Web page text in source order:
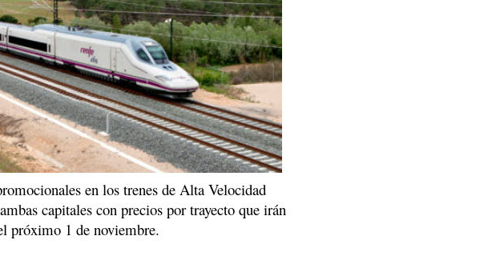
en los trenes de Alta Velocidad
capitales con precios por trayecto que irán
próximo 1 de noviembre.